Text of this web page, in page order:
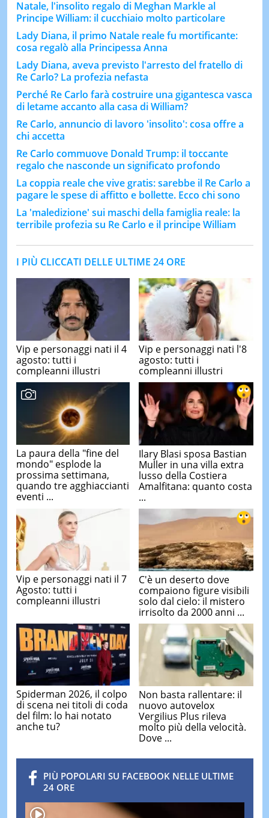
Natale, l'insolito regalo di Meghan Markle al
Principe William: il cucchiaio molto particolare
Lady Diana, il primo Natale reale fu mortificante:
cosa regalò alla Principessa Anna
Lady Diana, aveva previsto l'arresto del fratello di
Re Carlo? La profezia nefasta
Perché Re Carlo farà costruire una gigantesca vasca
di letame accanto alla casa di William?
Re Carlo, annuncio di lavoro 'insolito': cosa offre a
chi accetta
Re Carlo commuove Donald Trump: il toccante
regalo che nasconde un significato profondo
La coppia reale che vive gratis: sarebbe il Re Carlo a
pagare le spese di affitto e bollette. Ecco chi sono
La 'maledizione' sui maschi della famiglia reale: la
terribile profezia su Re Carlo e il principe William
I PIÙ CLICCATI DELLE ULTIME 24 ORE
Vip e personaggi nati il 4
agosto: tutti i
compleanni illustri
Vip e personaggi nati l'8
agosto: tutti i
compleanni illustri
La paura della "fine del
mondo" esplode la
prossima settimana,
quando tre agghiaccianti
eventi ...
Ilary Blasi sposa Bastian
Muller in una villa extra
lusso della Costiera
Amalfitana: quanto costa
...
Vip e personaggi nati il 7
Agosto: tutti i
compleanni illustri
C'è un deserto dove
compaiono figure visibili
solo dal cielo: il mistero
irrisolto da 2000 anni ...
Spiderman 2026, il colpo
di scena nei titoli di coda
del film: lo hai notato
anche tu?
Non basta rallentare: il
nuovo autovelox
Vergilius Plus rileva
molto più della velocità.
Dove ...
PIÙ POPOLARI SU FACEBOOK NELLE ULTIME
24 ORE